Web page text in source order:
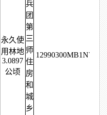
永久使
用林地
3.0897
公顷
兵
团
第
三
师
住
房
和
城
乡